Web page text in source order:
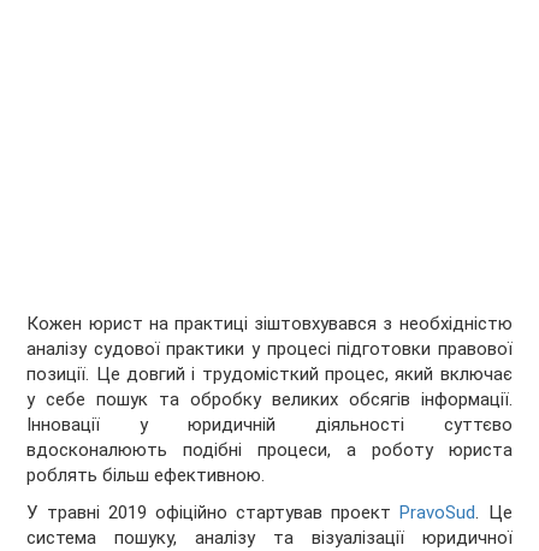
Кожен юрист на практиці зіштовхувався з необхідністю
аналізу судової практики у процесі підготовки правової
позиції. Це довгий і трудомісткий процес, який включає
у себе пошук та обробку великих обсягів інформації.
Інновації у юридичній діяльності суттєво
вдосконалюють подібні процеси, а роботу юриста
роблять більш ефективною.
У травні 2019 офіційно стартував проектPravoSud. Це
система пошуку, аналізу та візуалізації юридичної